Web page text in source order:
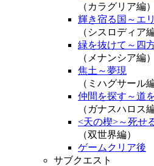
（カラグリア編）
輝き宿る国～エ
（シスロディア編
緑を抜けて～四
（メナンシア編）
焦土～夢現
（ミハグサール編
仲間を探す～道
（ガナスハロス編
<天の楔>～死せ
（双世界編）
ゲームクリア後
サブクエスト